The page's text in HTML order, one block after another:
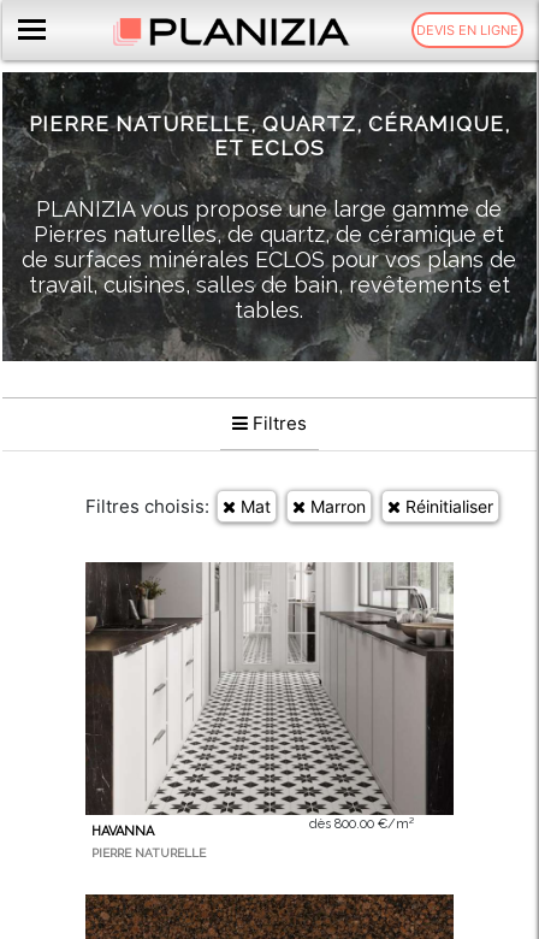
DEVIS EN LIGNE
PIERRE NATURELLE,QUARTZ, CÉRAMIQUE,
ET ECLOS
PLANIZIA vous propose une large gamme de
Pierres naturelles, de quartz, de céramique et
de surfaces minérales ECLOS pour vos plans de
travail, cuisines, salles de bain, revêtements et
tables.
Filtres
Filtres choisis: Mat Marron Réinitialiser
HAVANNA
PIERRE NATURELLE
dès 800.00 €/m²